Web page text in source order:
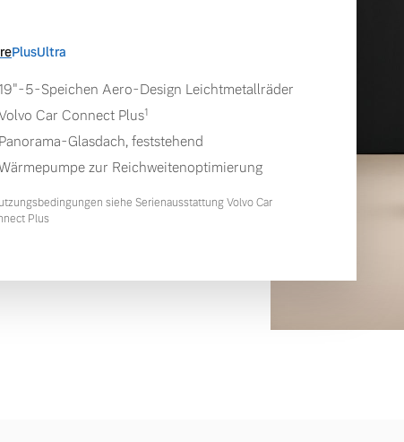
PlusUltra
19"-5-Speichen Aero-Design Leichtmetallräder
Car Connect Plus1
Panorama-Glasdach, feststehend
zur Reichweitenoptimierung
siehe Serienausstattung Volvo Car
Plus